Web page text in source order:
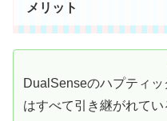
メリット
DualSenseのハプティ
はすべて引き継がれてい